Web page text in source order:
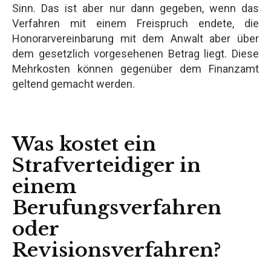
Sinn. Das ist aber nur dann gegeben, wenn das
Verfahren mit einem Freispruch endete, die
Honorarvereinbarung mit dem Anwalt aber über
dem gesetzlich vorgesehenen Betrag liegt. Diese
Mehrkosten können gegenüber dem Finanzamt
geltend gemacht werden.
Was kostet ein
Strafverteidiger in
einem
Berufungsverfahren
oder
Revisionsverfahren?